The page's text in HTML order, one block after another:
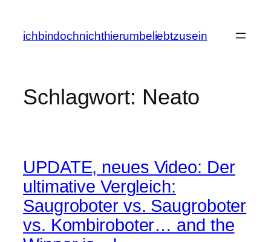
springen
ichbindochnichthierumbeliebtzusein
Schlagwort: Neato
UPDATE, neues Video: Der
ultimative Vergleich:
Saugroboter vs. Saugroboter
vs. Kombiroboter… and the